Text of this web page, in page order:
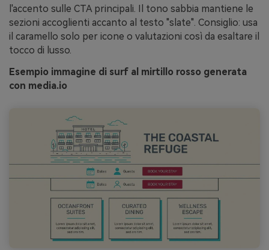
l'accento sulle CTA principali. Il tono sabbia mantiene le
sezioni accoglienti accanto al testo "slate". Consiglio: usa
il caramello solo per icone o valutazioni così da esaltare il
tocco di lusso.
Esempio immagine di surf al mirtillo rosso generata
con media.io